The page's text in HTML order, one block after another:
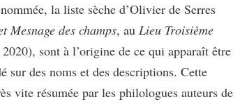
la liste sèche d’Olivier de Serres
Mesnage des champs, au Lieu Troisième
sont à l’origine de ce qui apparaît être
sur des noms et des descriptions. Cette
vite résumée par les philologues auteurs de